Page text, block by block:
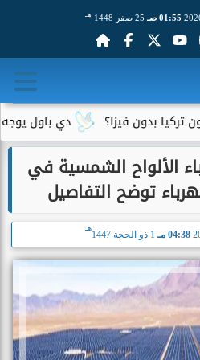
01:55 صـ 25 صفر 1448 هـ
دي باول يوجه رسالة فيزا؟
الألواح الشمسية في
توضح التفاصيل
04:38 مـ 1 ذو الحجة 1447
هـ